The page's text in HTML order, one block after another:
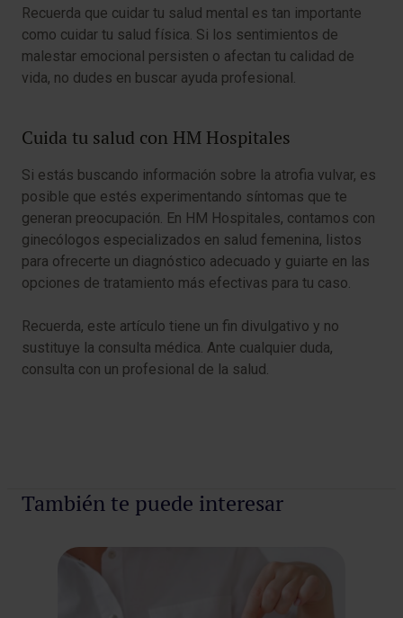
Recuerda que cuidar tu salud mental es tan importante
como cuidar tu salud física. Si los sentimientos de
malestar emocional persisten o afectan tu calidad de
vida, no dudes en buscar ayuda profesional.
Cuida tu salud con HM Hospitales
Si estás buscando información sobre la atrofia vulvar, es
posible que estés experimentando síntomas que te
generan preocupación. En HM Hospitales, contamos con
ginecólogos especializados en salud femenina, listos
para ofrecerte un diagnóstico adecuado y guiarte en las
opciones de tratamiento más efectivas para tu caso.
Recuerda, este artículo tiene un fin divulgativo y no
sustituye la consulta médica. Ante cualquier duda,
consulta con un profesional de la salud.
También te puede interesar